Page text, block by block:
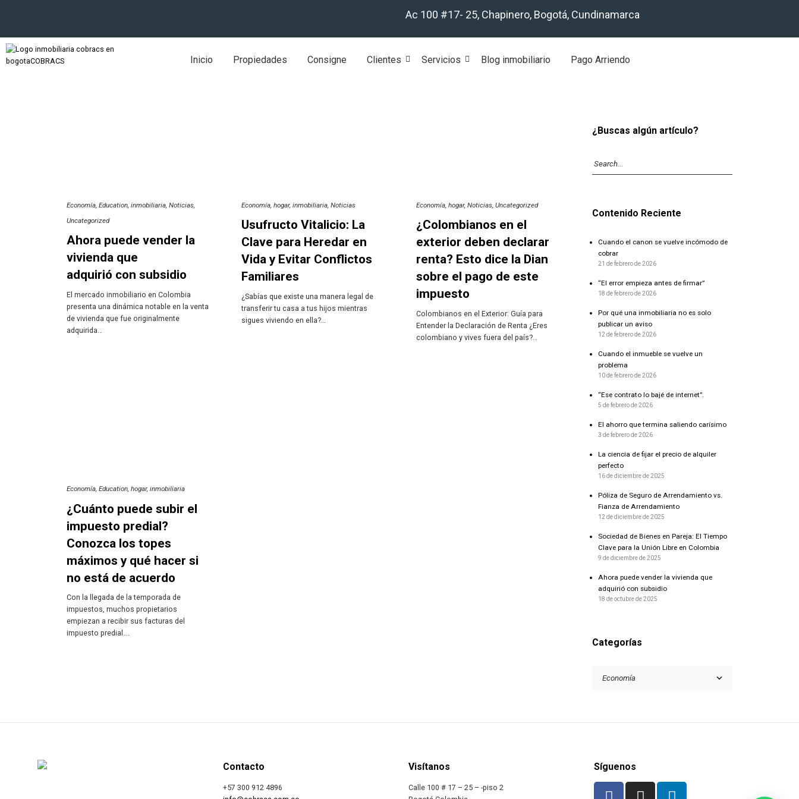
Ac 100 #17- 25, Chapinero, Bogotá, Cundinamarca
Inicio Propiedades Consigne Clientes Servicios Blog inmobiliario Pago Arriendo
Economía Education inmobiliaria Noticias
Uncategorized
Ahora puede vender la
vivienda que
adquirió con subsidio
El mercado inmobiliario en Colombia
presenta una dinámica notable en la venta
de vivienda que fue originalmente
adquirida…
Economía hogar inmobiliaria Noticias
Usufructo Vitalicio: La
Clave para Heredar en
Vida y Evitar Conflictos
Familiares
¿Sabías que existe una manera legal de
transferir tu casa a tus hijos mientras
sigues viviendo en ella?…
Economía hogar Noticias Uncategorized
¿Colombianos en el
exterior deben declarar
renta? Esto dice la Dian
sobre el pago de este
impuesto
Colombianos en el Exterior: Guía para
Entender la Declaración de Renta ¿Eres
colombiano y vives fuera del país?…
Economía Education hogar inmobiliaria
¿Cuánto puede subir el
impuesto predial?
Conozca los topes
máximos y qué hacer si
no está de acuerdo
Con la llegada de la temporada de
impuestos, muchos propietarios
empiezan a recibir sus facturas del
impuesto predial….
¿Buscas algún artículo?
Contenido Reciente
Cuando el canon se vuelve incómodo de
cobrar
21 de febrero de 2026
“El error empieza antes de firmar”
18 de febrero de 2026
Por qué una inmobiliaria no es solo
publicar un aviso
12 de febrero de 2026
Cuando el inmueble se vuelve un
problema
10 de febrero de 2026
“Ese contrato lo bajé de internet”.
5 de febrero de 2026
El ahorro que termina saliendo carísimo
3 de febrero de 2026
La ciencia de fijar el precio de alquiler
perfecto
16 de diciembre de 2025
Póliza de Seguro de Arrendamiento vs.
Fianza de Arrendamiento
12 de diciembre de 2025
Sociedad de Bienes en Pareja: El Tiempo
Clave para la Unión Libre en Colombia
9 de diciembre de 2025
Ahora puede vender la vivienda que
adquirió con subsidio
18 de octubre de 2025
Categorías
Contacto
+57 300 912 4896
Visítanos
Calle 100 # 17 – 25 – -piso 2
Síguenos